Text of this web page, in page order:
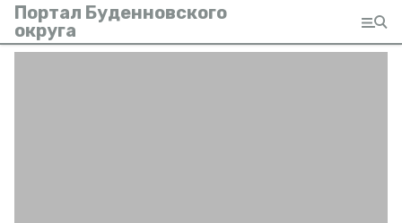
Портал Буденновского
округа